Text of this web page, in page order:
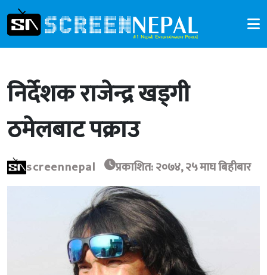
निर्देशक राजेन्द्र खड्गी
ठमेलबाट पक्राउ
screennepal प्रकाशित: २०७४, २५ माघ बिहीबार